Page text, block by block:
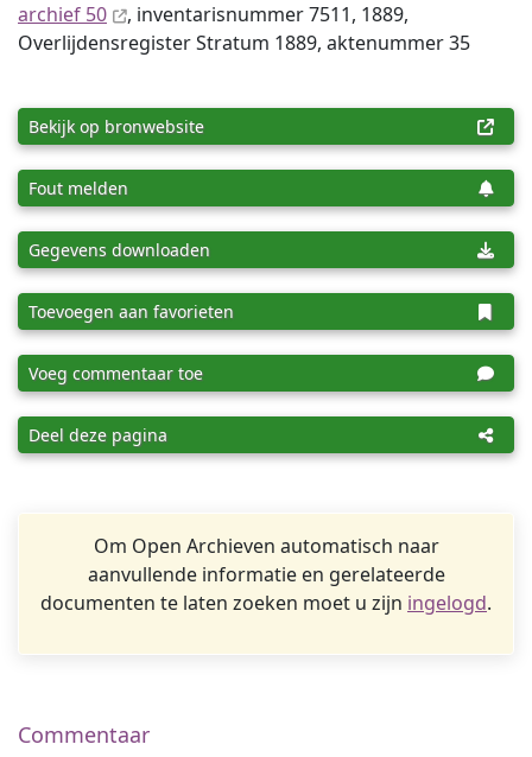
archief 50
, inventaris­num­mer 7511, 1889,
Overlijdensregister Stratum 1889, aktenummer 35
Bekijk op bronwebsite
Fout melden
Gegevens downloaden
Toevoegen aan favorieten
Voeg commentaar toe
Deel deze pagina
Om Open Archieven automatisch naar
aanvullende informatie en gerelateerde
documenten te laten zoeken moet u zijn ingelogd.
Commentaar